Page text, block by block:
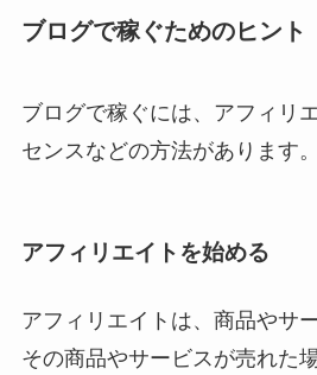
ブログで稼ぐためのヒント
ブログで稼ぐには、アフィリ
センスなどの方法があります。
アフィリエイトを始める
アフィリエイトは、商品やサ
その商品やサービスが売れた